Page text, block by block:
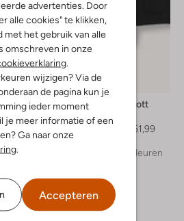
advertenties. Door
alle cookies" te klikken,
met het gebruik van alle
omschreven in onze
wijzigen? Via de
de pagina kun je
ieder moment
je meer informatie of een
Ga naar onze
Accepteren
Lyle & Scott
€ 61,99
+ meer kleuren